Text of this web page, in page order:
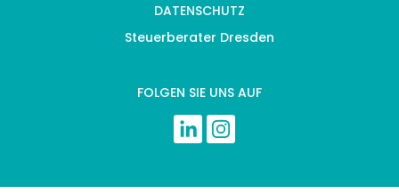
DATENSCHUTZ
Steuerberater Dresden
FOLGEN SIE UNS AUF